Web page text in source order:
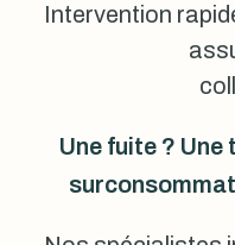
Intervention
Une fuite ? Une